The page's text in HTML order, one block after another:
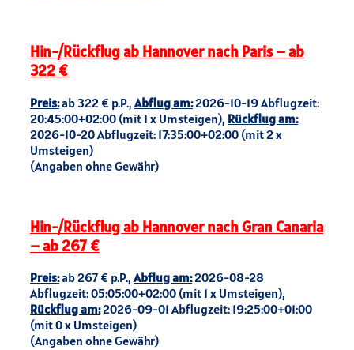
Hin-/Rückflug ab Hannover nach Paris – ab
322 €
Preis:ab 322 € p.P., Abflug am:2026-10-19 Abflugzeit:
20:45:00+02:00 (mit 1 x Umsteigen), Rückflug am:
2026-10-20 Abflugzeit: 17:35:00+02:00 (mit 2 x
Umsteigen)
(Angaben ohne Gewähr)
Hin-/Rückflug ab Hannover nach Gran Canaria
– ab 267 €
Preis:ab 267 € p.P.,Abflug am:2026-08-28
Abflugzeit: 05:05:00+02:00 (mit 1 x Umsteigen),
Rückflug am:2026-09-01 Abflugzeit: 19:25:00+01:00
(mit 0 x Umsteigen)
(Angaben ohne Gewähr)